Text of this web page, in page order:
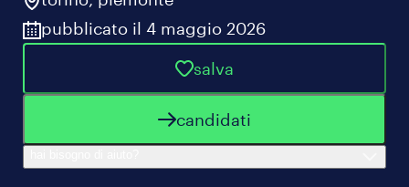
pubblicato il 4 maggio 2026
salva
candidati